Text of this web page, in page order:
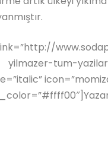
yilmazer-tum-